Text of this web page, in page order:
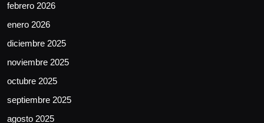
febrero 2026
enero 2026
diciembre 2025
noviembre 2025
octubre 2025
septiembre 2025
agosto 2025